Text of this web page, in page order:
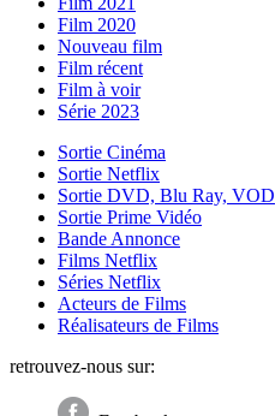
Film 2020
Nouveau film
Film récent
Film à voir
Série 2023
Sortie Cinéma
Sortie Netflix
Sortie DVD, Blu Ray, VOD
Sortie Prime Vidéo
Bande Annonce
Films Netflix
Séries Netflix
Acteurs de Films
Réalisateurs de Films
retrouvez-nous sur: